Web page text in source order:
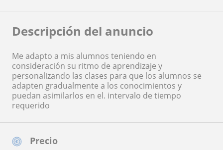
Precio
Descripción del anuncio
Me adapto a mis alumnos teniendo en
consideración su ritmo de aprendizaje y
personalizando las clases para que los alumnos se
adapten gradualmente a los conocimientos y
puedan asimilarlos en el. intervalo de tiempo
requerido